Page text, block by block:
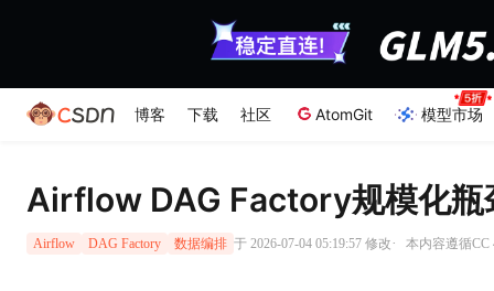
博客 下载 社区 AtomGit 模型市场
Airflow DAG Factory规模化瓶
Airflow DAG Factory 数据编排 于 2026-07-04 05:19:57 修改· 本内容遵循CC